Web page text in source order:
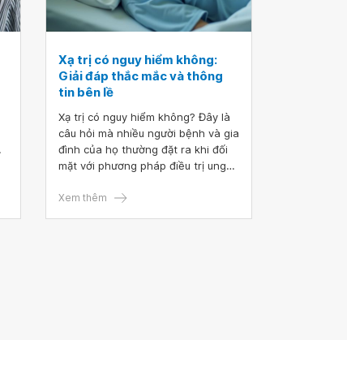
Xạ trị có nguy hiểm không:
Giải đáp thắc mắc và thông
tin bên lề
Xạ trị có nguy hiểm không? Đây là
câu hỏi mà nhiều người bệnh và gia
đình của họ thường đặt ra khi đối
mặt với phương pháp điều trị ung
hiệu quả trong việc tiêu diệt tế bào
Xem thêm